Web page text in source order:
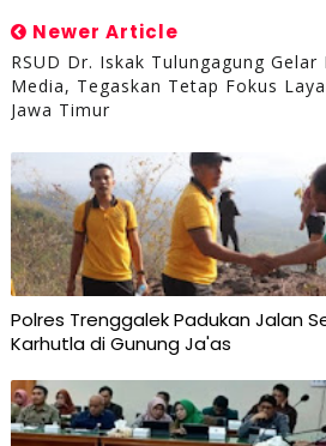
Newer Article
RSUD Dr. Iskak Tulungagung
Media, Tegaskan Tetap Fokus
Jawa Timur
Polres Trenggalek Padukan Jalan
Karhutla di Gunung Ja'as